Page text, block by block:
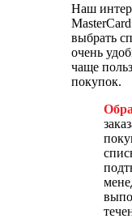
Наш
выбрать
очень
чаще
покупок.